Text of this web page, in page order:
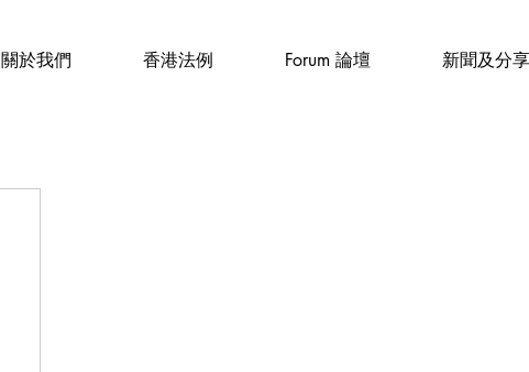
關於我們 香港法例 Forum 論壇 新聞及分享